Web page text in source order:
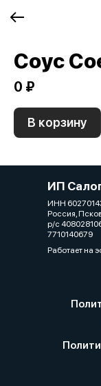
Соус
0 ₽
В корзину
ИП
ИНН
Россия,
р/с
7710140679
Работает на